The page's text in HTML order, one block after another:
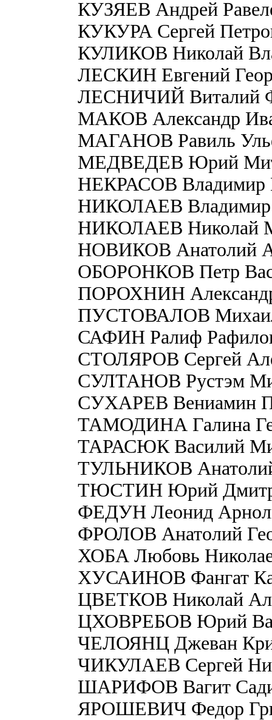
КУЗЯЕВ Андрей
КУКУРА Cергей
КУЛИКОВ Николай
ЛЕСКИН Евгений
ЛЕСНИЧИЙ Виталий
МАКОВ Александр
МАГАНОВ Равиль
МЕДВЕДЕВ Юрий
НЕКРАСОВ Владимир
НИКОЛАЕВ Владимир
НИКОЛАЕВ Николай
НОВИКОВ Анатолий
ОБОРОНКОВ Петр
ПОРОХНИН
ПУСТОВАЛОВ
САФИН Ралиф
СТОЛЯРОВ Сергей
СУЛТАНОВ Рустэм
СУХАРЕВ Вениамин
ТАМОДИНА Галина
ТАРАСЮК Василий
ТУЛЬНИКОВ
ТЮСТИН Юрий
ФЕДУН Леонид
ФРОЛОВ Анатолий
ХОБА Любовь
ХУСАИНОВ Фангат
ЦВЕТКОВ Николай
ЦХОВРЕБОВ Юрий
ЧЕЛОЯНЦ Джеван
ЧИКУЛАЕВ Сергей
ШАРИФОВ Вагит
ЯРОШЕВИЧ Федор